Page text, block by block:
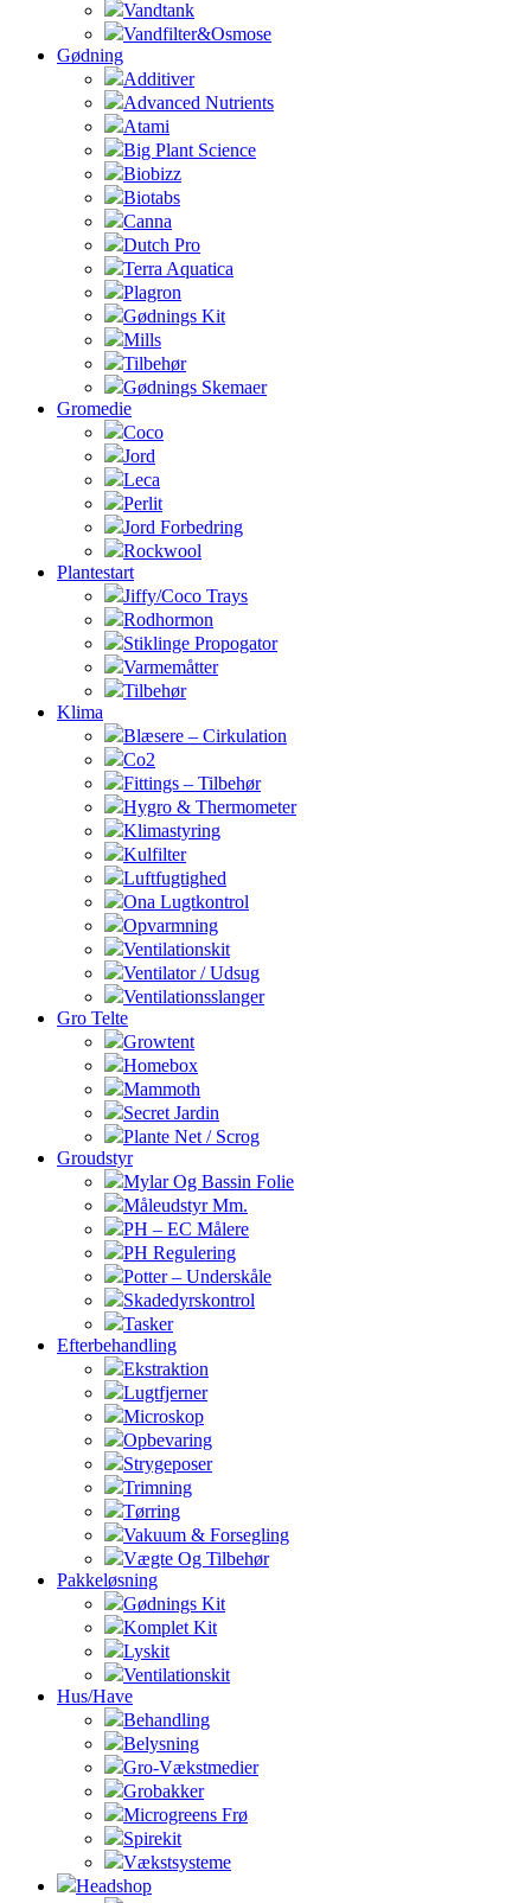
Vandtank
Vandfilter&Osmose
Gødning
Additiver
Advanced Nutrients
Atami
Big Plant Science
Biobizz
Biotabs
Canna
Dutch Pro
Terra Aquatica
Plagron
Gødnings Kit
Mills
Tilbehør
Gødnings Skemaer
Gromedie
Coco
Jord
Leca
Perlit
Jord Forbedring
Rockwool
Plantestart
Jiffy/Coco Trays
Rodhormon
Stiklinge Propogator
Varmemåtter
Tilbehør
Klima
Blæsere – Cirkulation
Co2
Fittings – Tilbehør
Hygro & Thermometer
Klimastyring
Kulfilter
Luftfugtighed
Ona Lugtkontrol
Opvarmning
Ventilationskit
Ventilator / Udsug
Ventilationsslanger
Gro Telte
Growtent
Homebox
Mammoth
Secret Jardin
Plante Net / Scrog
Groudstyr
Mylar Og Bassin Folie
Måleudstyr Mm.
PH – EC Målere
PH Regulering
Potter – Underskåle
Skadedyrskontrol
Tasker
Efterbehandling
Ekstraktion
Lugtfjerner
Microskop
Opbevaring
Strygeposer
Trimning
Tørring
Vakuum & Forsegling
Vægte Og Tilbehør
Pakkeløsning
Gødnings Kit
Komplet Kit
Lyskit
Ventilationskit
Hus/Have
Behandling
Belysning
Gro-Vækstmedier
Grobakker
Microgreens Frø
Spirekit
Vækstsysteme
Headshop